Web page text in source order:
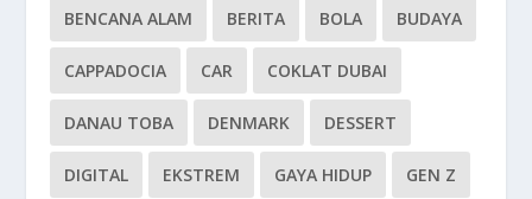
BENCANA ALAM BERITA BOLA BUDAYA
CAPPADOCIA CAR COKLAT DUBAI
DANAU TOBA DENMARK DESSERT
DIGITAL EKSTREM GAYA HIDUP GEN Z